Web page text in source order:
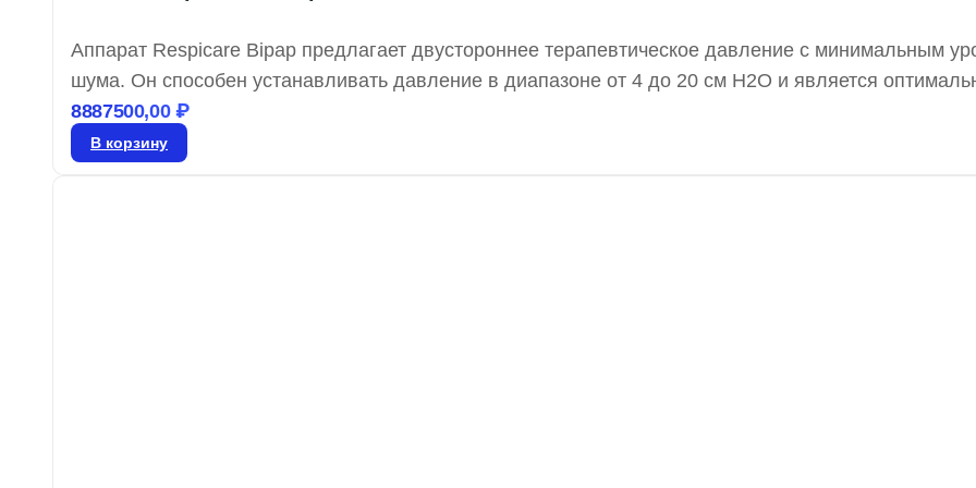
Аппарат Respicare Bipap предлагает двустороннее терапевтическое давление с минимальным
шума. Он способен устанавливать давление в диапазоне от 4 до 20 см H2O и является
выбором для тех, кто ищет бюджетный вариант BiPAP. Устройство Respicare Bipap предлагает ряд
преимуществ, включая наличие увлажнителя и поддержку режимов CPAP и S.
8887500,00₽
В корзину